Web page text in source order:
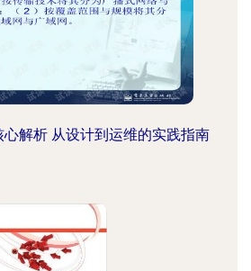
解析 从设计到运维的实践指南